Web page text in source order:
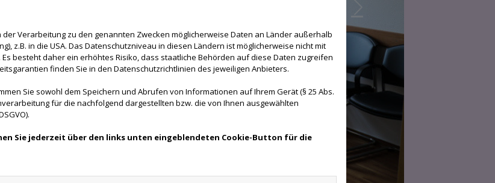
Verarbeitung zu den genannten Zwecken möglicherweise Daten an Länder außerhalb
z.B. in die USA. Das Datenschutzniveau in diesen Ländern ist möglicherweise nicht mit
Es besteht daher ein erhöhtes Risiko, dass staatliche Behörden auf diese Daten zugreifen
finden Sie in den Datenschutzrichtlinien des jeweiligen Anbieters.
Sie sowohl dem Speichern und Abrufen von Informationen auf Ihrem Gerät (§ 25 Abs.
für die nachfolgend dargestellten bzw. die von Ihnen ausgewählten
Sie jederzeit über den links unten eingeblendeten Cookie-Button für die